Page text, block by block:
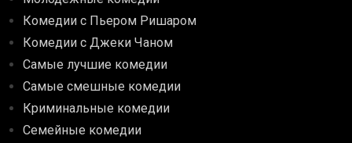
Комедии с Пьером Ришаром
Комедии с Джеки Чаном
Самые лучшие комедии
Самые смешные комедии
Криминальные комедии
Семейные комедии